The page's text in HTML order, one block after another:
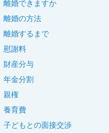
離婚できますか
離婚の方法
離婚するまで
慰謝料
財産分与
年金分割
親権
養育費
子どもとの面接交渉